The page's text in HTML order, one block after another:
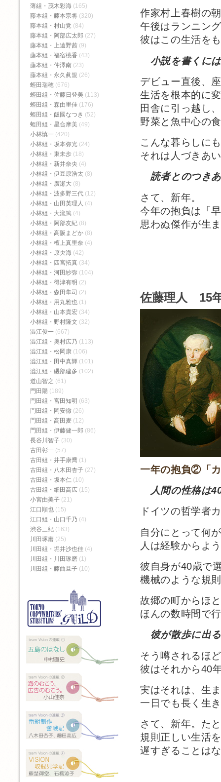
作家村上春樹の
午後はランニン
彼はこの生活を
小説を書くに
デビュー直後、
生活を根本的に
田舎に引っ越し
野菜と魚中心の
こんな暮らしに
それは人づきあ
読者とのつき
さて、新年。
今年の抱負は「
思わぬ傑作が生
佐藤理人 15
一年の抱負②「
人間の性格は
ドイツの哲学者
自分にとって何
人は経験からよ
彼自身が40歳で
機械のような規
故郷の町からほ
ほんの数時間で
彼が散歩に出
そう噂されるほ
彼はそれから40
実はそれは、生
一日でも長く生
さて、新年。た
規則正しい生活
遅すぎることは
薄組・茂木彩海 (165)
藤本組・藤本宗将 (320)
藤本組・村山覚 (84)
藤本組・阿部広太郎 (27)
藤本組・上遠野茜 (9)
藤本組・福宿桃香‬ (43)
藤本組・仲澤南 (23)
藤本組・永久眞規 (26)
蛭田瑞穂 (676)
蛭田組・佐藤日登美 (113)
蛭田組・森由里佳 (176)
蛭田組・飯國なつき (52)
蛭田組・星合摩美 (49)
小林慎一 (420)
小林組・坂本弥光 (24)
小林組・東未歩 (18)
小林組・新井奈央 (4)
小林組・伊豆原浩太 (8)
小林組・廣瀬大 (8)
小林組・波多野三代 (12)
小林組・山田英理人 (4)
小林組・大瀧篤 (4)
小林組・阿部友紀 (8)
小林組・高阪まどか (8)
小林組・檀上真里奈 (4)
小林組・原央海 (42)
小林組・四宮拓真 (34)
小林組・河田紗弥 (104)
小林組・得津有明 (2)
小林組・森田隼司 (2)
小林組・用丸雅也 (1)
小林組・山本貴宏 (34)
小林組・野村隆文 (32)
澁江俊一 (667)
澁江組・奥村広乃 (113)
澁江組・松岡康 (106)
澁江組・田中真輝 (101)
澁江組・磯部建多 (102)
道山智之 (61)
門田陽 (189)
門田組・宮田知明 (63)
門田組・岡安徹 (26)
門田組・高田麦 (12)
門田組・伊藤健一郎 (86)
長谷川智子 (30)
古田彰一 (57)
古田組・井手康喬 (1)
古田組・八木田杏子 (27)
古田組・坂本仁 (10)
古田組・細田高広 (15)
小宮由美子 (21)
江口順也 (15)
江口組・山口千乃 (4)
渋谷三紀 (163)
川田琢磨 (25)
川田組・堀井沙也佳 (4)
川田組・川田琢磨 (1)
川田組・藤曲旦子 (10)